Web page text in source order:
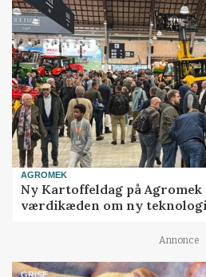
AGROMEK
Ny Kartoffeldag på Agromek
værdikæden om ny teknologi
Annonce
GRISE